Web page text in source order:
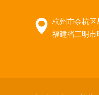
杭州市余杭区
福建省三明